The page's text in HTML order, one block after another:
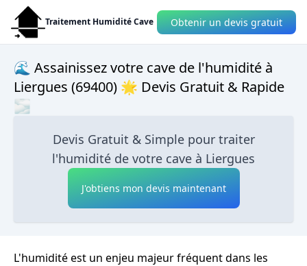
Traitement Humidité Cave Obtenir un devis gratuit
🌊 Assainissez votre cave de l'humidité à
Liergues (69400) 🌟 Devis Gratuit & Rapide
🌫
Devis Gratuit & Simple pour traiter
l'humidité de votre cave à Liergues
J'obtiens mon devis maintenant
L'humidité est un enjeu majeur fréquent dans les